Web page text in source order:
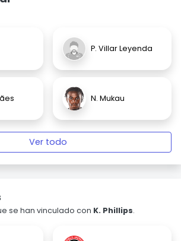
P. Villar Leyenda
N. Mukau
Ver todo
se han vinculado con K. Phillips.